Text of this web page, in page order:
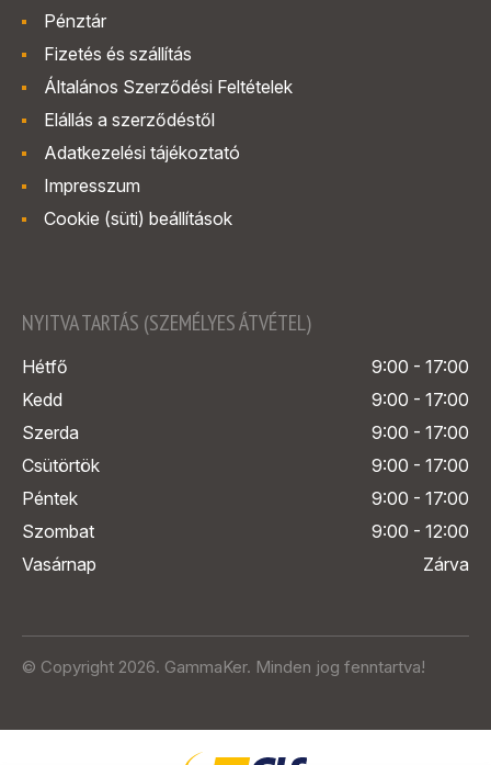
Pénztár
Fizetés és szállítás
Általános Szerződési Feltételek
Elállás a szerződéstől
Adatkezelési tájékoztató
Impresszum
Cookie (süti) beállítások
NYITVA TARTÁS (SZEMÉLYES ÁTVÉTEL)
Hétfő
9:00 - 17:00
Kedd
9:00 - 17:00
Szerda
9:00 - 17:00
Csütörtök
9:00 - 17:00
Péntek
9:00 - 17:00
Szombat
9:00 - 12:00
Vasárnap
Zárva
© Copyright 2026. GammaKer. Minden jog fenntartva!